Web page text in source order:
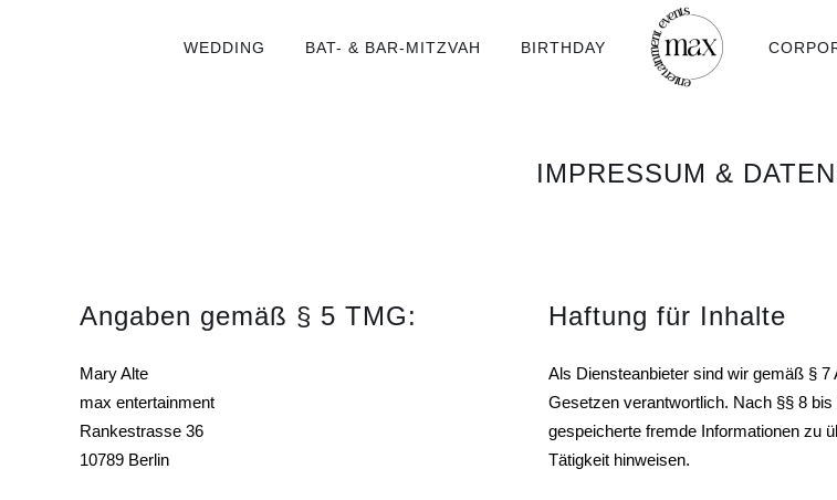
WEDDING BAT- & BAR-MITZVAH BIRTHDAY
IMPRESSUM &
Angaben gemäß § 5 TMG:
Mary Alte
max entertainment
Rankestrasse 36
10789 Berlin
Haftung für Inhalte
Als Diensteanbieter sind wir gemäß §
Gesetzen verantwortlich. Nach §§ 8
gespeicherte fremde Informationen zu
Tätigkeit hinweisen.